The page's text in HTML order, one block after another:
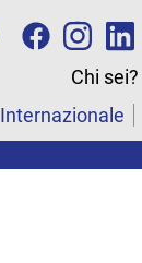
Chi sei?
Internazionale